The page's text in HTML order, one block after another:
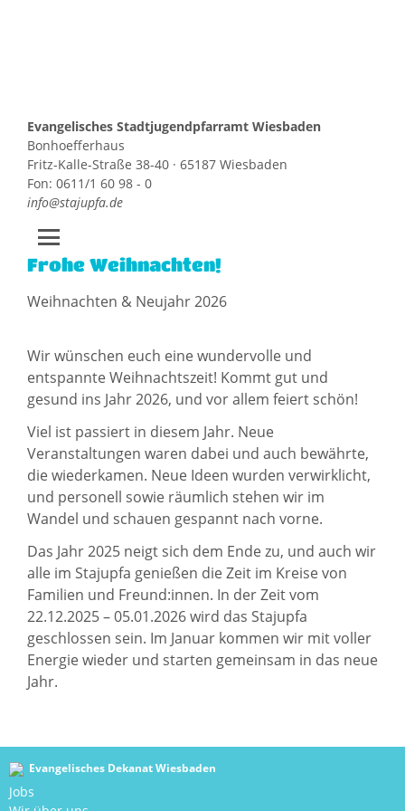
Evangelisches Stadtjugendpfarramt Wiesbaden
Bonhoefferhaus
Fritz-Kalle-Straße 38-40 · 65187 Wiesbaden
Fon: 0611/1 60 98 - 0
info@stajupfa.de
Zum
springen
Frohe Weihnachten!
Weihnachten & Neujahr 2026
Wir wünschen euch eine wundervolle und
entspannte Weihnachtszeit! Kommt gut und
gesund ins Jahr 2026, und vor allem feiert schön!
Viel ist passiert in diesem Jahr. Neue
Veranstaltungen waren dabei und auch bewährte,
die wiederkamen. Neue Ideen wurden verwirklicht,
und personell sowie räumlich stehen wir im
Wandel und schauen gespannt nach vorne.
Das Jahr 2025 neigt sich dem Ende zu, und auch wir
alle im Stajupfa genießen die Zeit im Kreise von
Familien und Freund:innen. In der Zeit vom
22.12.2025 – 05.01.2026 wird das Stajupfa
geschlossen sein. Im Januar kommen wir mit voller
Energie wieder und starten gemeinsam in das neue
Jahr.
Evangelisches Dekanat Wiesbaden
Jobs